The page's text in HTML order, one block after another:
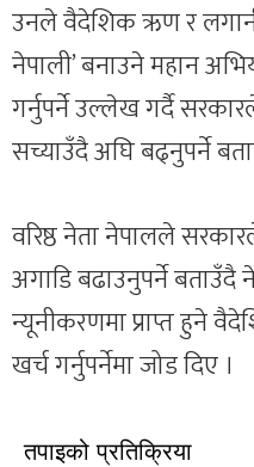
उनले वैदेशिक ऋण र
नेपाली’ बनाउने महान
गर्नुपर्ने उल्लेख गर्दै
सच्याउँदै अघि बढ्नुपर्ने
वरिष्ठ नेता नेपालले
अगाडि बढाउनुपर्ने
न्यूनीकरणमा प्राप्त हुने
खर्च गर्नुपर्नेमा जोड दिए ।
तपाइको प्रतिक्रिया